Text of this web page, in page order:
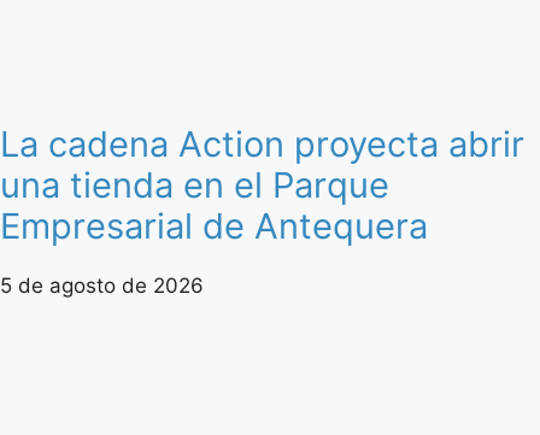
La cadena Action proyecta abrir
una tienda en el Parque
Empresarial de Antequera
5 de agosto de 2026